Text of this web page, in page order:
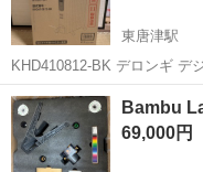
東唐津駅
KHD410812-BK デロンギ デ
佐賀 唐津市
Bambu
69,000円